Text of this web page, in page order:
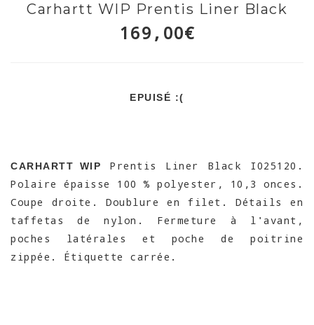
Carhartt WIP Prentis Liner Black
169,00€
EPUISÉ :(
CARHARTT WIP
Prentis Liner Black I025120.
Polaire épaisse 100 % polyester, 10,3 onces.
Coupe droite. Doublure en filet. Détails en
taffetas de nylon. Fermeture à l'avant,
poches latérales et poche de poitrine
zippée. Étiquette carrée.